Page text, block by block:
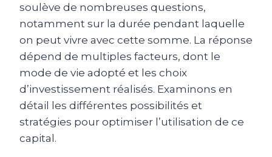
soulève de nombreuses questions,
notamment sur la durée pendant laquelle
on peut vivre avec cette somme. La réponse
dépend de multiples facteurs, dont le
mode de vie adopté et les choix
d’investissement réalisés. Examinons en
détail les différentes possibilités et
stratégies pour optimiser l’utilisation de ce
capital.